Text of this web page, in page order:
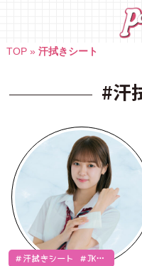
TOP» 汗拭きシート
#汗
＃汗拭きシート ＃JK流